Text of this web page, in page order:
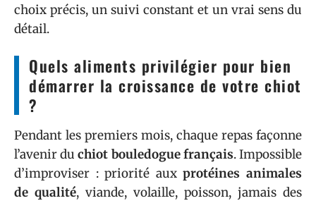
choix précis, un suivi constant et un vrai sens du
détail.
Quels aliments privilégier pour bien
démarrer la croissance de votre chiot
?
Pendant les premiers mois, chaque repas façonne
l’avenir duchiot bouledogue français. Impossible
d’improviser : priorité auxprotéines animales
de qualité, viande, volaille, poisson, jamais des